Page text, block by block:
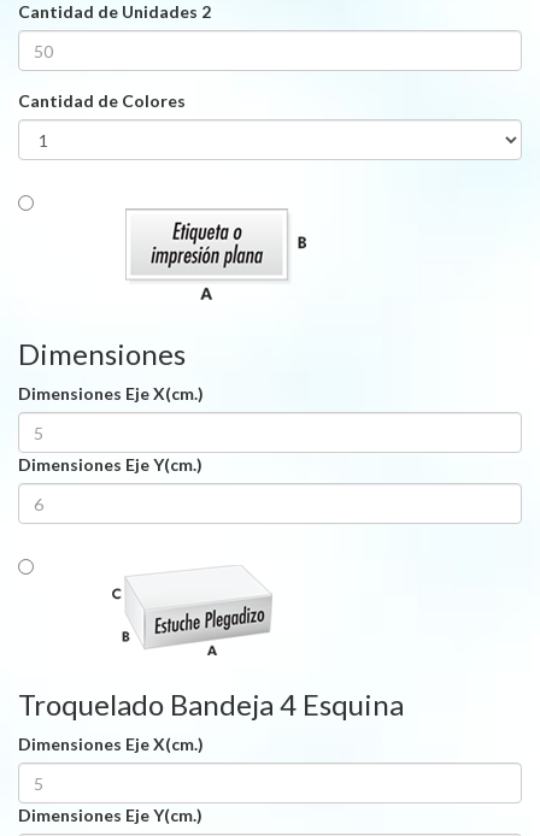
Cantidad de Unidades 2
Cantidad de Colores
Dimensiones
Dimensiones Eje X(cm.)
Dimensiones Eje Y(cm.)
Troquelado Bandeja 4 Esquina
Dimensiones Eje X(cm.)
Dimensiones Eje Y(cm.)